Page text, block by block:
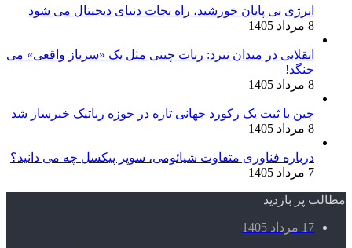
انرژی بی‌ پایان خورشید، راه نجات دنیای دیجیتال می شود
8 مرداد 1405
انقلابی در میدان نبرد: ربات چینی مثل یک «سرباز واقعی» می‌
جنگد!
8 مرداد 1405
چین با ثبت یک رکورد جهانی تازه در حوزه رباتیک خبرساز شد
8 مرداد 1405
درباره فناوری متفاوت شیائومی، سوپر پیکسل چه می دانید؟
7 مرداد 1405
مطالب پر بازدید
17 مرداد 1405